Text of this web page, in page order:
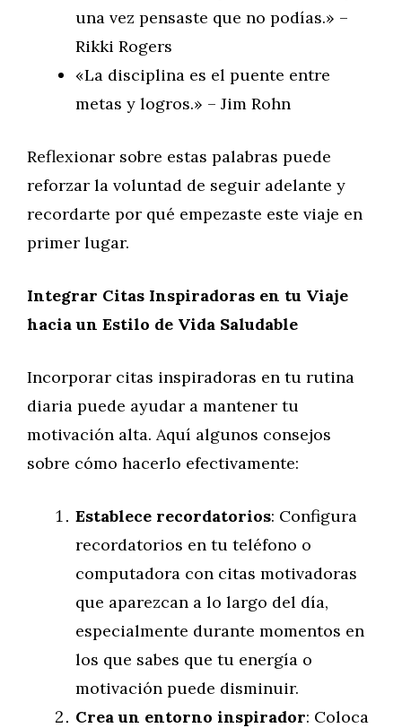
una vez pensaste que no podías.» –
Rikki Rogers
«La disciplina es el puente entre
metas y logros.» – Jim Rohn
Reflexionar sobre estas palabras puede
reforzar la voluntad de seguir adelante y
recordarte por qué empezaste este viaje en
primer lugar.
Integrar Citas Inspiradoras en tu Viaje
hacia un Estilo de Vida Saludable
Incorporar citas inspiradoras en tu rutina
diaria puede ayudar a mantener tu
motivación alta. Aquí algunos consejos
sobre cómo hacerlo efectivamente:
Establece recordatorios: Configura
recordatorios en tu teléfono o
computadora con citas motivadoras
que aparezcan a lo largo del día,
especialmente durante momentos en
los que sabes que tu energía o
motivación puede disminuir.
Crea un entorno inspirador: Coloca